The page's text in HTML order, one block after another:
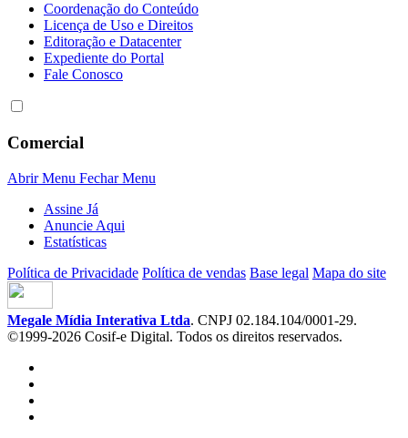
Coordenação do Conteúdo
Licença de Uso e Direitos
Editoração e Datacenter
Expediente do Portal
Fale Conosco
Comercial
Abrir Menu Fechar Menu
Assine Já
Anuncie Aqui
Estatísticas
Política de Privacidade Política de vendas Base legal Mapa do site
Megale Mídia Interativa Ltda. CNPJ 02.184.104/0001-29.
©1999-2026 Cosif-e Digital. Todos os direitos reservados.